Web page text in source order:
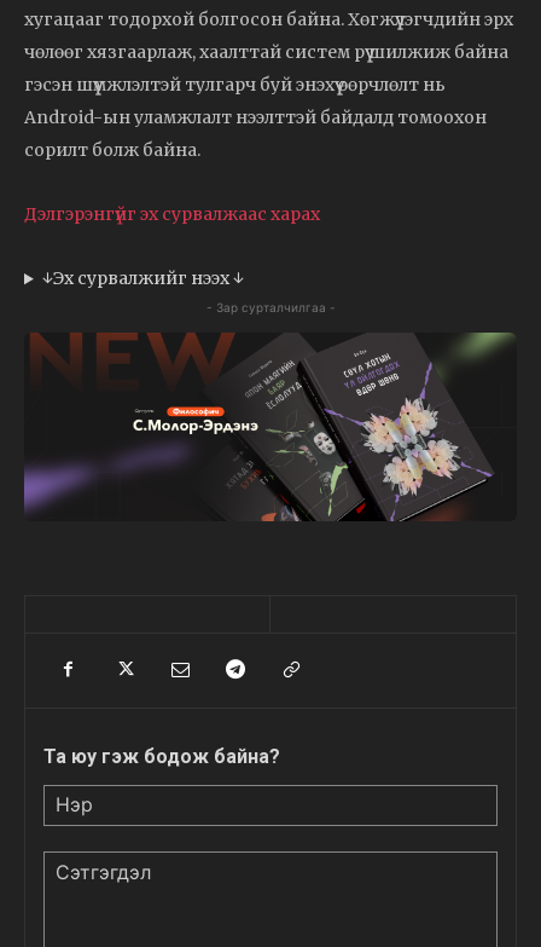
хугацааг тодорхой болгосон байна. Хөгжүүлэгчдийн эрх
чөлөөг хязгаарлаж, хаалттай систем рүү шилжиж байна
гэсэн шүүмжлэлтэй тулгарч буй энэхүү өөрчлөлт нь
Android-ын уламжлалт нээлттэй байдалд томоохон
сорилт болж байна.
Дэлгэрэнгүйг эх сурвалжаас харах
↓Эх сурвалжийг нээх ↓
- Зар сурталчилгаа -
Та юу гэж бодож байна?